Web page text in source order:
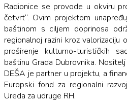
Radionice se provode u okviru
četvrt“. Ovim projektom
baštinom s ciljem doprinosa
regionalnoj razini kroz
proširenje kulturno-turističkih
baštinu Grada Dubrovnika.
DEŠA je partner u projektu, a
Europski fond za regionalni
Ureda za udruge RH.